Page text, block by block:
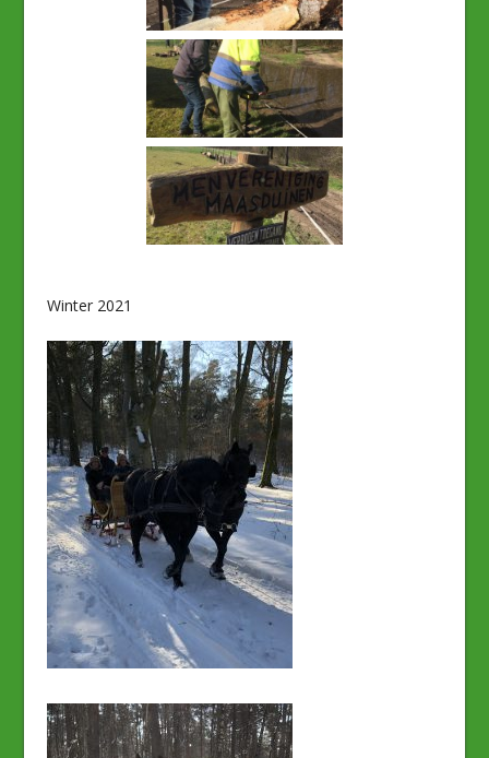
Winter 2021